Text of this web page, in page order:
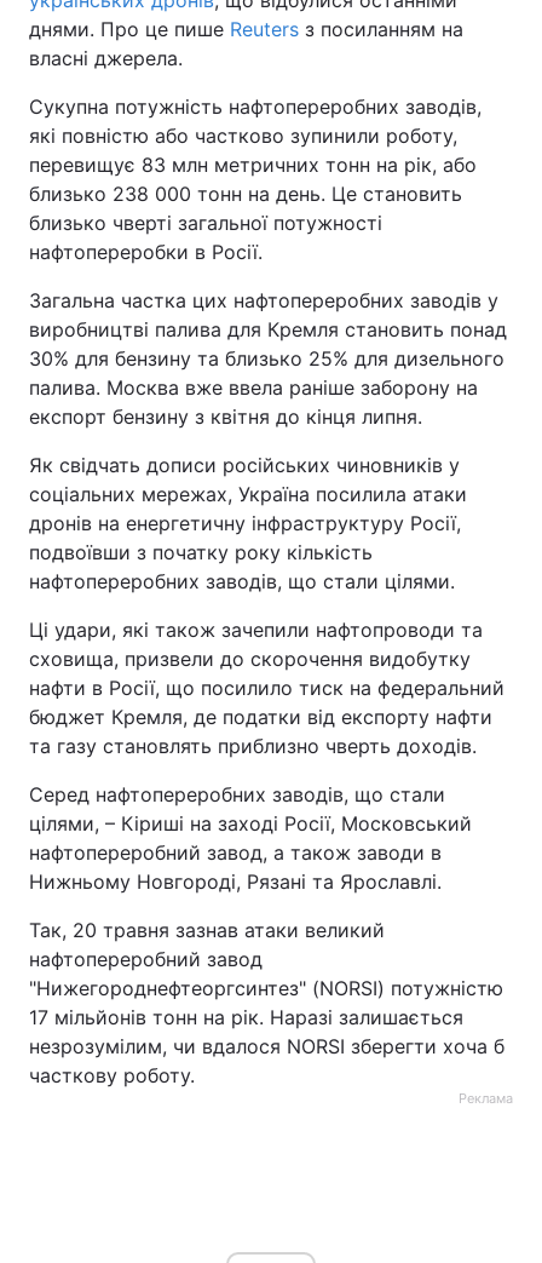
днями. Про це пише Reuters з посиланням на
власні джерела.
Сукупна потужність нафтопереробних заводів,
які повністю або частково зупинили роботу,
перевищує 83 млн метричних тонн на рік, або
близько 238 000 тонн на день. Це становить
близько чверті загальної потужності
нафтопереробки в Росії.
Загальна частка цих нафтопереробних заводів у
виробництві палива для Кремля становить понад
30% для бензину та близько 25% для дизельного
палива. Москва вже ввела раніше заборону на
експорт бензину з квітня до кінця липня.
Як свідчать дописи російських чиновників у
соціальних мережах, Україна посилила атаки
дронів на енергетичну інфраструктуру Росії,
подвоївши з початку року кількість
нафтопереробних заводів, що стали цілями.
Ці удари, які також зачепили нафтопроводи та
сховища, призвели до скорочення видобутку
нафти в Росії, що посилило тиск на федеральний
бюджет Кремля, де податки від експорту нафти
та газу становлять приблизно чверть доходів.
Серед нафтопереробних заводів, що стали
цілями, – Кіриші на заході Росії, Московський
нафтопереробний завод, а також заводи в
Нижньому Новгороді, Рязані та Ярославлі.
Так, 20 травня зазнав атаки великий
нафтопереробний завод
"Нижегороднефтеоргсинтез" (NORSI) потужністю
17 мільйонів тонн на рік. Наразі залишається
незрозумілим, чи вдалося NORSI зберегти хоча б
часткову роботу.
Реклама